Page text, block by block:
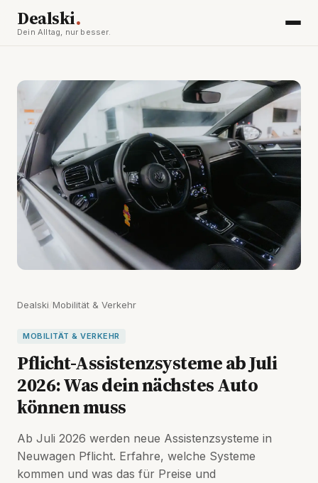
Dealski.
Dein Alltag, nur besser.
Dealski Mobilität & Verkehr
MOBILITÄT & VERKEHR
Pflicht-Assistenzsysteme ab Juli
2026: Was dein nächstes Auto
können muss
Ab Juli 2026 werden neue Assistenzsysteme in
Neuwagen Pflicht. Erfahre, welche Systeme
kommen und was das für Preise und